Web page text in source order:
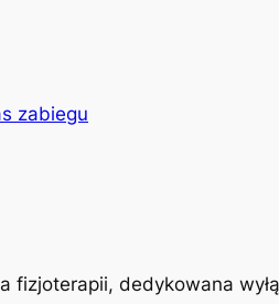
fizjoterapii, dedykowana